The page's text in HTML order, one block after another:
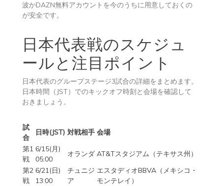
波かDAZN無料アカウントを今のうちに用意しておくの
が安全です。
日本代表戦のスケジュ
ールと注目ポイント
日本代表のグループステージ3試合の詳細をまとめます。
日本時間（JST）でのキックオフ時刻と会場を確認して
おきましょう。
試
合
日時(JST) 対戦相手 会場
第1
戦
6/15(月)
05:00
オランダ AT&Tスタジアム（テキサス州）
第2
戦
6/21(日)
13:00
チュニジ
ア
エスタディオBBVA（メキシコ・
モンテレイ）